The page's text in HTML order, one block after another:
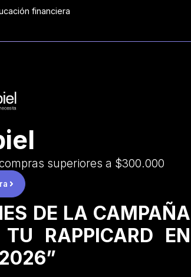
financiera
superiores a $300.000
DE LA CAMPAÑA
RAPPICARD EN